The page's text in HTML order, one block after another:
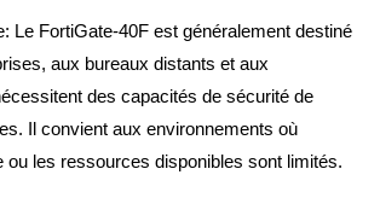
Le FortiGate-40F est généralement destiné
aux bureaux distants et aux
des capacités de sécurité de
Il convient aux environnements où
ou les ressources disponibles sont limités.